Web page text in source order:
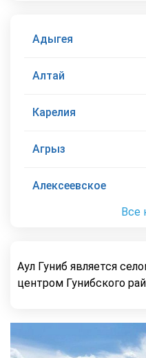
Адыгея
Алтай
Карелия
Агрыз
Алексеевское
Все
Аул Гуниб является
центром Гунибского